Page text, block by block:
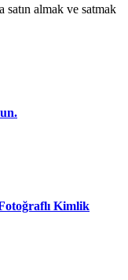
veri analizi.
almak ve satmak
Kimlik